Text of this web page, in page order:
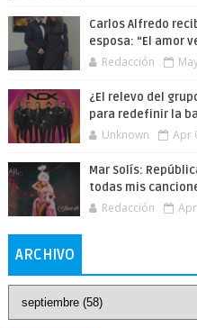
Carlos Alfredo
esposa: “El amor
Redacción
¿El relevo del
para redefinir la
Unknown Apr
Mar Solís:
todas mis
Redacción
ARCHIVO